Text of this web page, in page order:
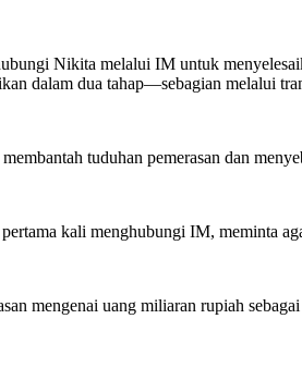
Nikita melalui IM untuk
dalam dua tahap—sebagian melalui
tuduhan pemerasan dan
kali menghubungi IM, meminta
mengenai uang miliaran rupiah